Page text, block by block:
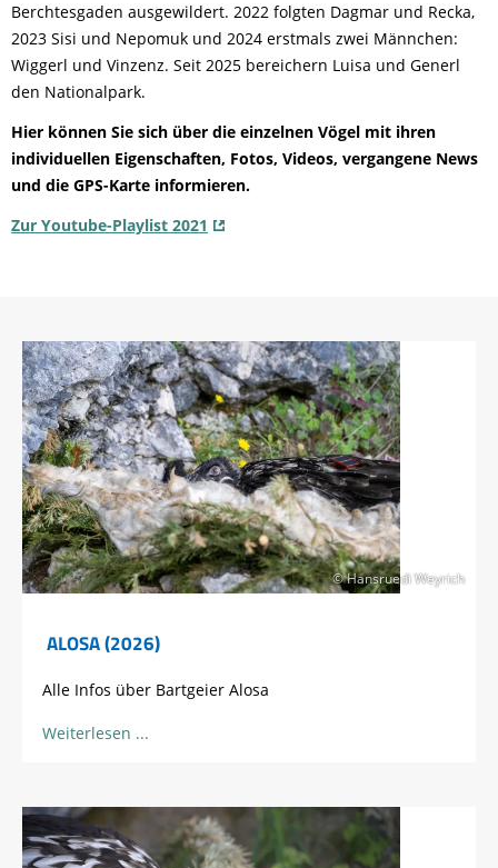
Berchtesgaden ausgewildert. 2022 folgten Dagmar und Recka,
2023 Sisi und Nepomuk und 2024 erstmals zwei Männchen:
Wiggerl und Vinzenz. Seit 2025 bereichern Luisa und Generl
den Nationalpark.
Hier können Sie sich über die einzelnen Vögel mit ihren
individuellen Eigenschaften, Fotos, Videos, vergangene News
und die GPS-Karte informieren.
Zur Youtube-Playlist 2021
© Hansruedi Weyrich
ALOSA (2026)
Alle Infos über Bartgeier Alosa
Weiterlesen